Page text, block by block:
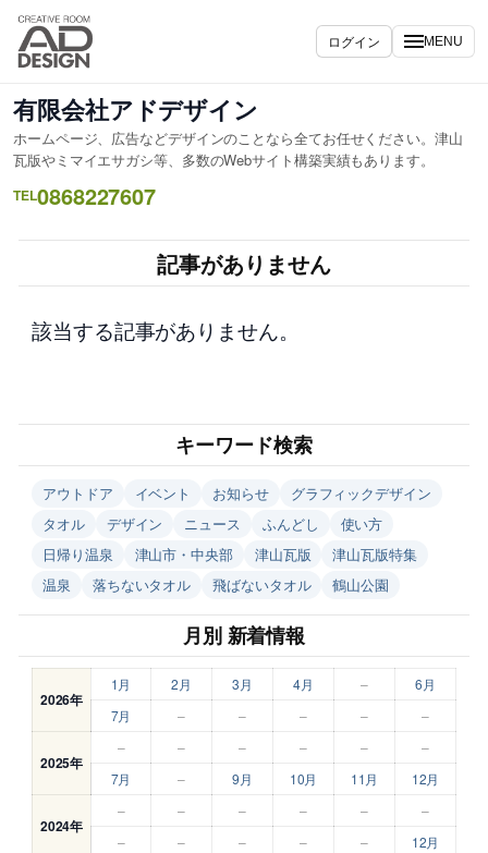
内
を
キ
ッ
プ
ログイン MENU
有限会社アドデザイン
ホームページ、広告などデザインのことなら全てお任せください。津山
瓦版やミマイエサガシ等、多数のWebサイト構築実績もあります。
TEL0868227607
記事がありません
該当する記事がありません。
キーワード検索
アウトドア イベント お知らせ
グラフィックデザイン
タオル
デザイン ニュース ふんどし
使い方
日帰り温泉
津山市・中央部 津山瓦版
津山瓦版特集
温泉
落ちないタオル 飛ばないタオル 鶴山公園
月別 新着情報
2026年
1月 2月 3月 4月 –
6月
7月
– – – – –
2025年
– – – – –
–
7月
– 9月 10月 11月 12月
2024年
– – – – –
–
–
– – – – 12月